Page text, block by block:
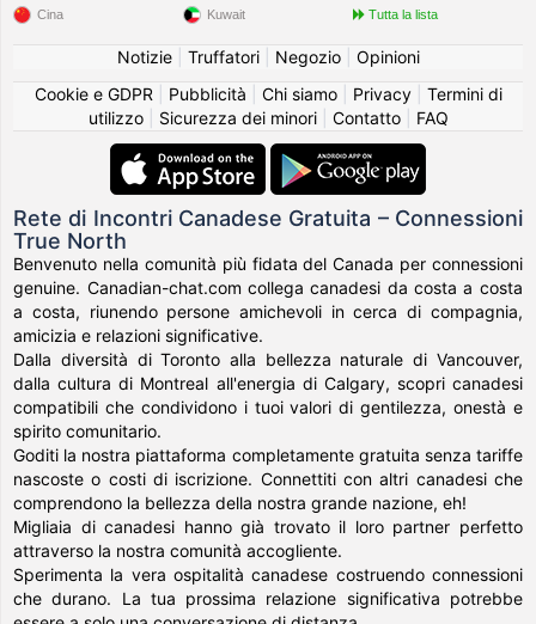
Cina Kuwait Tutta la lista
Notizie| Truffatori| Negozio| Opinioni
Cookie e GDPR
Pubblicità Chi siamo| Privacy| Termini di
utilizzo| Sicurezza dei minori| Contatto| FAQ
Rete di Incontri Canadese Gratuita – Connessioni
True North
Benvenuto nella comunità più fidata del Canada per connessioni
genuine. Canadian-chat.com collega canadesi da costa a costa
a costa, riunendo persone amichevoli in cerca di compagnia,
amicizia e relazioni significative.
Dalla diversità di Toronto alla bellezza naturale di Vancouver,
dalla cultura di Montreal all'energia di Calgary, scopri canadesi
compatibili che condividono i tuoi valori di gentilezza, onestà e
spirito comunitario.
Goditi la nostra piattaforma completamente gratuita senza tariffe
nascoste o costi di iscrizione. Connettiti con altri canadesi che
comprendono la bellezza della nostra grande nazione, eh!
Migliaia di canadesi hanno già trovato il loro partner perfetto
attraverso la nostra comunità accogliente.
Sperimenta la vera ospitalità canadese costruendo connessioni
che durano. La tua prossima relazione significativa potrebbe